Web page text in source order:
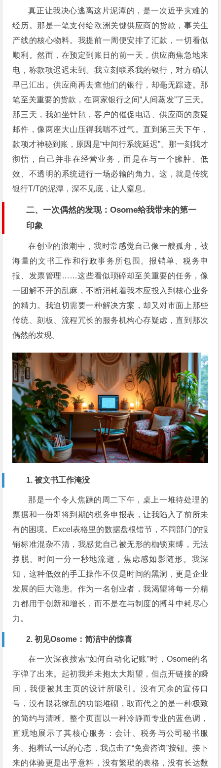
真正让我决心逃离这片泥潭的，是一次近乎灾难的
经历。那是一笔支付给欧洲关键供应商的货款，事关生
产线的核心物料。我提前一周便安排了汇款，一切看似
顺利。然而，在预定到账日的前一天，供应商焦急地来
电，称款项迟迟未到。我立刻联系我的银行，对方确认
早已汇出。供应商再去查他们的银行，却毫无踪迹。那
笔至关重要的货款，在两家银行之间“人间蒸发”了三天。
那三天，我如坐针毡，客户的催促电话、供应商的质疑
邮件，像两座大山压得我喘不过气。直到第三天下午，
款项才神秘到账，原因是“中间行系统延迟”。那一刻我才
彻悟，自己并非在经营业务，而是在与一个臃肿、低
效、不透明的系统进行一场必输的角力。这，就是传统
银行T/T的泥潭，深不见底，让人窒息。
二、一次偶然的发现：Osome给我带来的第一
印象
在创业的浪潮中，我时常感觉自己像一艘孤舟，被
海量的文书工作和行政事务所包围。报销单、税务申
报、发票管理……这些看似琐碎却至关重要的任务，像
一团解不开的乱麻，不断消耗着我本应投入到核心业务
的精力。我迫切需要一种解决方案，却又对市面上那些
传统、刻板、流程冗长的服务机构心存疑虑，直到那次
偶然的发现。
1. 被文书工作淹没
那是一个令人焦躁的周二下午，桌上一堆待处理的
票据和一份即将到期的税务申报表，让我陷入了前所未
有的困境。Excel表格里的数据盘根错节，不同部门的报
销标准混杂不清，我感觉自己被无形的枷锁束缚，无法
挣脱。时间一分一秒地流逝，焦虑感如影随形。我深
知，这种低效的手工操作不仅是时间的黑洞，更是企业
发展的巨大隐患。作为一名创业者，我渴望将每一分精
力都用于创新和增长，而不是在与制度的搏斗中耗尽心
力。
2. 初见Osome：简洁中的惊喜
在一次深夜搜索“如何自动化记账”时，Osome的名
字弹了出来。起初我并未抱太大期望，但点开链接的瞬
间，我便被其主页的设计所吸引。没有冗余的宣传口
号，没有眼花缭乱的功能堆砌，取而代之的是一种极致
的简约与清晰。整个页面以一种冷静而专业的蓝色调，
直观地展示了其核心服务：会计、税务与公司秘书服
务。抱着试一试的心态，我点击了“免费咨询”按钮。接下
来的体验更是出乎意料，没有繁琐的表格，没有长达数